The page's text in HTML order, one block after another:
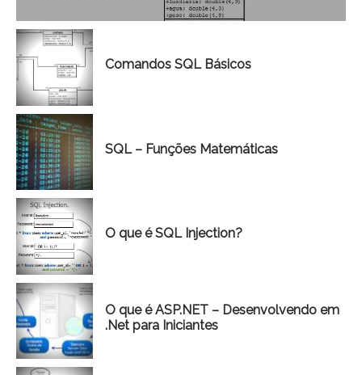
Comandos SQL Básicos
SQL – Funções Matemáticas
O que é SQL Injection?
O que é ASP.NET – Desenvolvendo em
.Net para Iniciantes